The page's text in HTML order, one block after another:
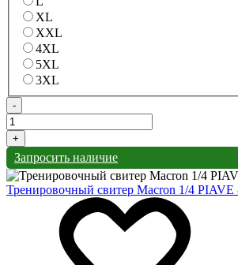
XL
XXL
4XL
5XL
3XL
-
+
Запросить наличие
Тренировочный свитер Macron 1/4 PIAVE